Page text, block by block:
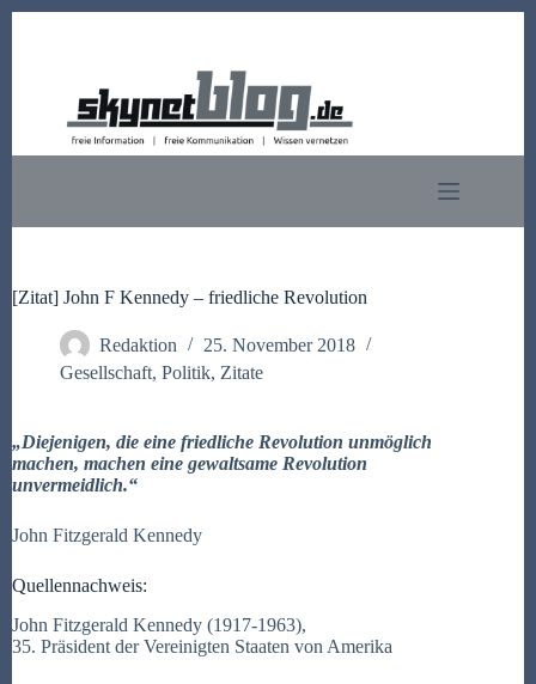
[Zitat] John F Kennedy – friedliche Revolution
Redaktion
25. November 2018
Gesellschaft, Politik, Zitate
„Diejenigen, die eine friedliche Revolution unmöglich
machen, machen eine gewaltsame Revolution
unvermeidlich.“
John Fitzgerald Kennedy
Quellennachweis:
John Fitzgerald Kennedy (1917-1963),
35. Präsident der Vereinigten Staaten von Amerika